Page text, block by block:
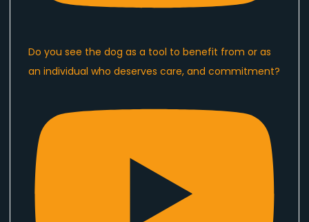
Do you see the dog as a tool to benefit from or as
an individual who deserves care, and commitment?